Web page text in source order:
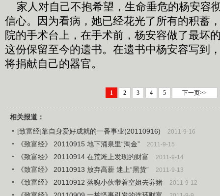
家人对自己不抱希望，生命垂危的杨安容
信心。因为看病，她已经花光了所有的积蓄
院的手术台上，在手术前，杨安容做了最坏
这份保留至今的遗书。在遗书中杨安容写到
将捐献自己的器官。
1 2 3 4 5 下一页>>
相关报道：
[致富经]靠自身爱好成就的一番事业(20110916)
2011-9-16
《致富经》 20110915 地下涌泉里“淘金” 2011-9-15
《致富经》 20110914 在荒滩上发现的财富 2011-9-14
《致富经》 20110913 放弃高薪 迷上“黑货” 2011-9-13
《致富经》 20110912 落魄小伙带着空姐去养猪 2011-9-12